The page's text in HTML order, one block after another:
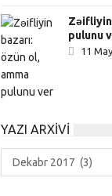
Zəifliyin
pulunu
11
YAZI ARXIVI
Yazı
Arxivi